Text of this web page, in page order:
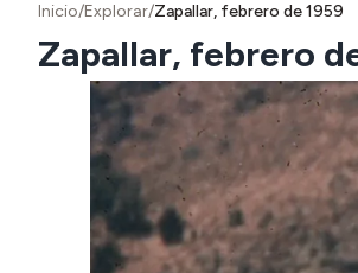
Inicio/Explorar/Zapallar, febrero de 1959
Zapallar, febrero